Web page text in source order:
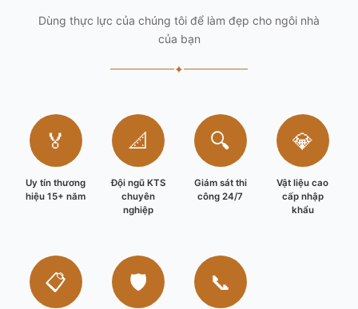
Dùng thực lực của chúng tôi để làm đẹp cho ngôi nhà
của bạn
✦
🏅
Uy tín thương
hiệu 15+ năm
📐
Đội ngũ KTS
chuyên
nghiệp
🔍
Giám sát thi
công 24/7
💎
Vật liệu cao
cấp nhập
khẩu
📋 🛡️ 📞